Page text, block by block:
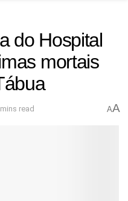
do Hospital
mortais
read AA